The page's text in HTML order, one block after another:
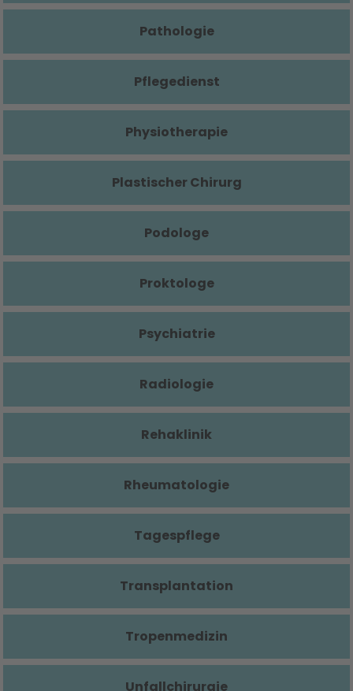
Pathologie
Pflegedienst
Physiotherapie
Plastischer Chirurg
Podologe
Proktologe
Psychiatrie
Radiologie
Rehaklinik
Rheumatologie
Tagespflege
Transplantation
Tropenmedizin
Unfallchirurgie